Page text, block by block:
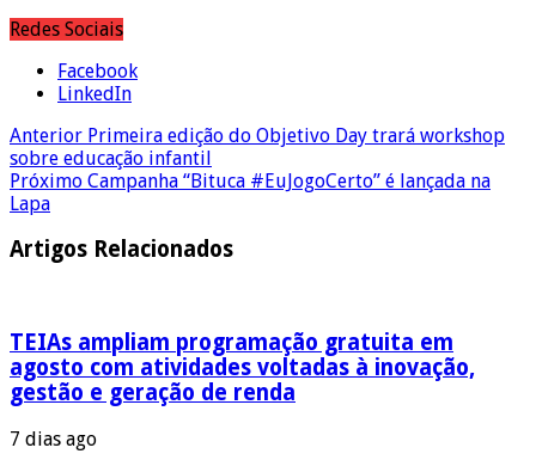
Redes Sociais
Facebook
LinkedIn
Anterior Primeira edição do Objetivo Day trará workshop
sobre educação infantil
Próximo Campanha “Bituca #EuJogoCerto” é lançada na
Lapa
Artigos Relacionados
TEIAs ampliam programação gratuita em
agosto com atividades voltadas à inovação,
gestão e geração de renda
7 dias ago